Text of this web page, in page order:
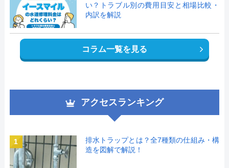
い？トラブル別の費用目安と相場比較・
内訳を解説
コラム一覧を見る
アクセスランキング
1
排水トラップとは？全7種類の仕組み・構
造を図解で解説！